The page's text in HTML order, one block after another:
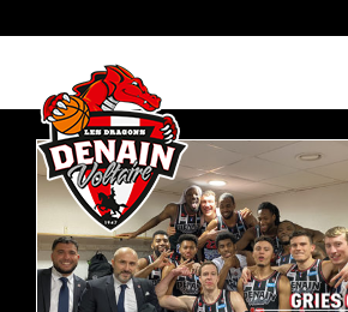
to
Première victoire à
actualités pro b